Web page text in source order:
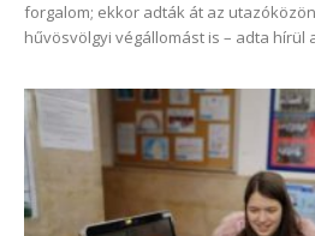
forgalom; ekkor adták át az
hűvösvölgyi végállomást is – adta hírül